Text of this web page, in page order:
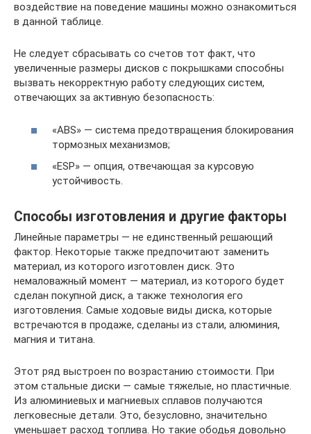
воздействие на поведение машины можно ознакомиться
в данной таблице.
Не следует сбрасывать со счетов тот факт, что
увеличенные размеры дисков с покрышками способны
вызвать некорректную работу следующих систем,
отвечающих за активную безопасность:
«ABS» — система предотвращения блокирования
тормозных механизмов;
«ESP» — опция, отвечающая за курсовую
устойчивость.
Способы изготовления и другие факторы
Линейные параметры — не единственный решающий
фактор. Некоторые также предпочитают заменить
материал, из которого изготовлен диск. Это
немаловажный момент — материал, из которого будет
сделан покупной диск, а также технология его
изготовления. Самые ходовые виды диска, которые
встречаются в продаже, сделаны из стали, алюминия,
магния и титана.
Этот ряд выстроен по возрастанию стоимости. При
этом стальные диски — самые тяжелые, но пластичные.
Из алюминиевых и магниевых сплавов получаются
легковесные детали. Это, безусловно, значительно
уменьшает расход топлива. Но такие ободья довольно